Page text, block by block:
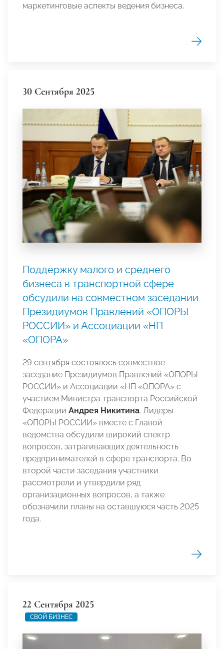
маркетинговые аспекты ведения бизнеса.
30 Сентября 2025
Поддержку малого и среднего
бизнеса в транспортной сфере
обсудили на совместном заседании
Президиумов Правлений «ОПОРЫ
РОССИИ» и Ассоциации «НП
«ОПОРА»
29 сентября состоялось совместное
заседание Президиумов Правлений «ОПОРЫ
РОССИИ» и Ассоциации «НП «ОПОРА» с
участием Министра транспорта Российской
Федерации Андрея Никитина. Лидеры
«ОПОРЫ РОССИИ» вместе с Главой
ведомства обсудили широкий спектр
вопросов, затрагивающих деятельность
предпринимателей в сфере транспорта. Во
второй части заседания участники
рассмотрели и утвердили ряд
организационных вопросов, а также
обозначили планы на оставшуюся часть 2025
года.
22 Сентября 2025
СВОЙ БИЗНЕС